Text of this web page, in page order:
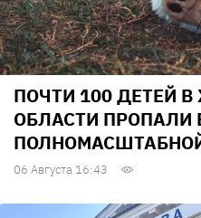
ПОЧТИ 100 ДЕТЕЙ
ОБЛАСТИ ПРОПАЛИ
06 Августа 16:43